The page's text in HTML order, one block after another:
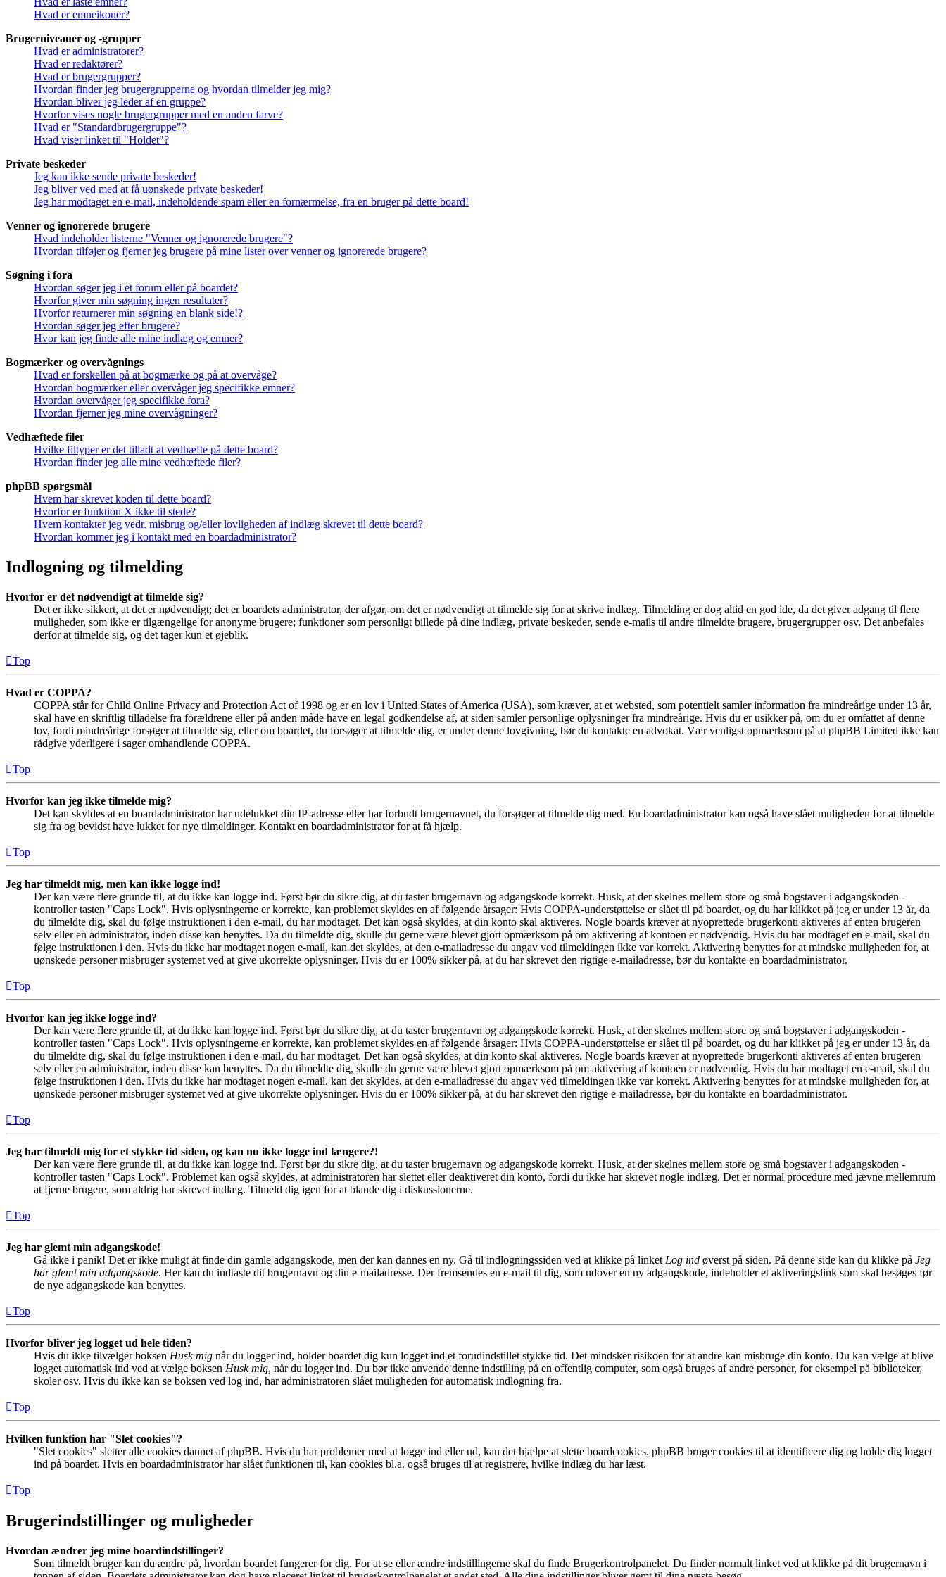
Hvad er emneikoner?
Brugerniveauer og -grupper
Hvad er administratorer?
Hvad er redaktører?
Hvad er brugergrupper?
Hvordan finder jeg brugergrupperne og hvordan tilmelder jeg mig?
Hvordan bliver jeg leder af en gruppe?
Hvorfor vises nogle brugergrupper med en anden farve?
Hvad er "Standardbrugergruppe"?
Hvad viser linket til "Holdet"?
Private beskeder
Jeg kan ikke sende private beskeder!
Jeg bliver ved med at få uønskede private beskeder!
Jeg har modtaget en e-mail, indeholdende spam eller en fornærmelse, fra en bruger på dette board!
Venner og ignorerede brugere
Hvad indeholder listerne "Venner og ignorerede brugere"?
Hvordan tilføjer og fjerner jeg brugere på mine lister over venner og ignorerede brugere?
Søgning i fora
Hvordan søger jeg i et forum eller på boardet?
Hvorfor giver min søgning ingen resultater?
Hvorfor returnerer min søgning en blank side!?
Hvordan søger jeg efter brugere?
Hvor kan jeg finde alle mine indlæg og emner?
Bogmærker og overvågnings
Hvad er forskellen på at bogmærke og på at overvåge?
Hvordan bogmærker eller overvåger jeg specifikke emner?
Hvordan overvåger jeg specifikke fora?
Hvordan fjerner jeg mine overvågninger?
Vedhæftede filer
Hvilke filtyper er det tilladt at vedhæfte på dette board?
Hvordan finder jeg alle mine vedhæftede filer?
phpBB spørgsmål
Hvem har skrevet koden til dette board?
Hvorfor er funktion X ikke til stede?
Hvem kontakter jeg vedr. misbrug og/eller lovligheden af indlæg skrevet til dette board?
Hvordan kommer jeg i kontakt med en boardadministrator?
Indlogning og tilmelding
Hvorfor er det nødvendigt at tilmelde sig?
Det er ikke sikkert, at det er nødvendigt; det er boardets administrator, der afgør, om det er nødvendigt at tilmelde sig for at skrive indlæg. Tilmelding er dog altid en god ide, da det giver adgang til flere
muligheder, som ikke er tilgængelige for anonyme brugere; funktioner som personligt billede på dine indlæg, private beskeder, sende e-mails til andre tilmeldte brugere, brugergrupper osv. Det anbefales
derfor at tilmelde sig, og det tager kun et øjeblik.
Top
Hvad er COPPA?
COPPA står for Child Online Privacy and Protection Act of 1998 og er en lov i United States of America (USA), som kræver, at et websted, som potentielt samler information fra mindreårige under 13 år,
skal have en skriftlig tilladelse fra forældrene eller på anden måde have en legal godkendelse af, at siden samler personlige oplysninger fra mindreårige. Hvis du er usikker på, om du er omfattet af denne
lov, fordi mindreårige forsøger at tilmelde sig, eller om boardet, du forsøger at tilmelde dig, er under denne lovgivning, bør du kontakte en advokat. Vær venligst opmærksom på at phpBB Limited ikke kan
rådgive yderligere i sager omhandlende COPPA.
Top
Hvorfor kan jeg ikke tilmelde mig?
Det kan skyldes at en boardadministrator har udelukket din IP-adresse eller har forbudt brugernavnet, du forsøger at tilmelde dig med. En boardadministrator kan også have slået muligheden for at tilmelde
sig fra og bevidst have lukket for nye tilmeldinger. Kontakt en boardadministrator for at få hjælp.
Top
Jeg har tilmeldt mig, men kan ikke logge ind!
Der kan være flere grunde til, at du ikke kan logge ind. Først bør du sikre dig, at du taster brugernavn og adgangskode korrekt. Husk, at der skelnes mellem store og små bogstaver i adgangskoden -
kontroller tasten "Caps Lock". Hvis oplysningerne er korrekte, kan problemet skyldes en af følgende årsager: Hvis COPPA-understøttelse er slået til på boardet, og du har klikket på jeg er under 13 år, da
du tilmeldte dig, skal du følge instruktionen i den e-mail, du har modtaget. Det kan også skyldes, at din konto skal aktiveres. Nogle boards kræver at nyoprettede brugerkonti aktiveres af enten brugeren
selv eller en administrator, inden disse kan benyttes. Da du tilmeldte dig, skulle du gerne være blevet gjort opmærksom på om aktivering af kontoen er nødvendig. Hvis du har modtaget en e-mail, skal du
følge instruktionen i den. Hvis du ikke har modtaget nogen e-mail, kan det skyldes, at den e-mailadresse du angav ved tilmeldingen ikke var korrekt. Aktivering benyttes for at mindske muligheden for, at
uønskede personer misbruger systemet ved at give ukorrekte oplysninger. Hvis du er 100% sikker på, at du har skrevet den rigtige e-mailadresse, bør du kontakte en boardadministrator.
Top
Hvorfor kan jeg ikke logge ind?
Der kan være flere grunde til, at du ikke kan logge ind. Først bør du sikre dig, at du taster brugernavn og adgangskode korrekt. Husk, at der skelnes mellem store og små bogstaver i adgangskoden -
kontroller tasten "Caps Lock". Hvis oplysningerne er korrekte, kan problemet skyldes en af følgende årsager: Hvis COPPA-understøttelse er slået til på boardet, og du har klikket på jeg er under 13 år, da
du tilmeldte dig, skal du følge instruktionen i den e-mail, du har modtaget. Det kan også skyldes, at din konto skal aktiveres. Nogle boards kræver at nyoprettede brugerkonti aktiveres af enten brugeren
selv eller en administrator, inden disse kan benyttes. Da du tilmeldte dig, skulle du gerne være blevet gjort opmærksom på om aktivering af kontoen er nødvendig. Hvis du har modtaget en e-mail, skal du
følge instruktionen i den. Hvis du ikke har modtaget nogen e-mail, kan det skyldes, at den e-mailadresse du angav ved tilmeldingen ikke var korrekt. Aktivering benyttes for at mindske muligheden for, at
uønskede personer misbruger systemet ved at give ukorrekte oplysninger. Hvis du er 100% sikker på, at du har skrevet den rigtige e-mailadresse, bør du kontakte en boardadministrator.
Top
Jeg har tilmeldt mig for et stykke tid siden, og kan nu ikke logge ind længere?!
Der kan være flere grunde til, at du ikke kan logge ind. Først bør du sikre dig, at du taster brugernavn og adgangskode korrekt. Husk, at der skelnes mellem store og små bogstaver i adgangskoden -
kontroller tasten "Caps Lock". Problemet kan også skyldes, at administratoren har slettet eller deaktiveret din konto, fordi du ikke har skrevet nogle indlæg. Det er normal procedure med jævne mellemrum
at fjerne brugere, som aldrig har skrevet indlæg. Tilmeld dig igen for at blande dig i diskussionerne.
Top
Jeg har glemt min adgangskode!
Gå ikke i panik! Det er ikke muligt at finde din gamle adgangskode, men der kan dannes en ny. Gå til indlogningssiden ved at klikke på linket Log ind øverst på siden. På denne side kan du klikke på Jeg
har glemt min adgangskode. Her kan du indtaste dit brugernavn og din e-mailadresse. Der fremsendes en e-mail til dig, som udover en ny adgangskode, indeholder et aktiveringslink som skal besøges før
de nye adgangskode kan benyttes.
Top
Hvorfor bliver jeg logget ud hele tiden?
Hvis du ikke tilvælger boksen Husk mig når du logger ind, holder boardet dig kun logget ind et forudindstillet stykke tid. Det mindsker risikoen for at andre kan misbruge din konto. Du kan vælge at blive
logget automatisk ind ved at vælge boksen Husk mig, når du logger ind. Du bør ikke anvende denne indstilling på en offentlig computer, som også bruges af andre personer, for eksempel på biblioteker,
skoler osv. Hvis du ikke kan se boksen ved log ind, har administratoren slået muligheden for automatisk indlogning fra.
Top
Hvilken funktion har "Slet cookies"?
"Slet cookies" sletter alle cookies dannet af phpBB. Hvis du har problemer med at logge ind eller ud, kan det hjælpe at slette boardcookies. phpBB bruger cookies til at identificere dig og holde dig logget
ind på boardet. Hvis en boardadministrator har slået funktionen til, kan cookies bl.a. også bruges til at registrere, hvilke indlæg du har læst.
Top
Brugerindstillinger og muligheder
Hvordan ændrer jeg mine boardindstillinger?
Som tilmeldt bruger kan du ændre på, hvordan boardet fungerer for dig. For at se eller ændre indstillingerne skal du finde Brugerkontrolpanelet. Du finder normalt linket ved at klikke på dit brugernavn i